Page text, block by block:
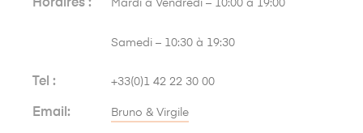
Horaires : Mardi à Vendredi – 10:00 à 19:00
Samedi – 10:30 à 19:30
Tel : +33(0)1 42 22 30 00
Email: Bruno & Virgile